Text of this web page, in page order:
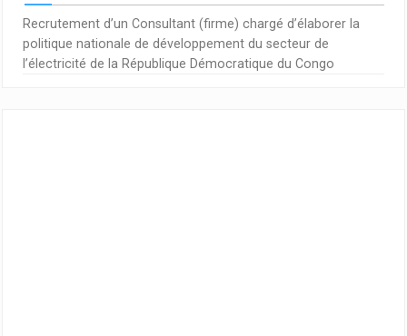
Recrutement d’un Consultant (firme) chargé d’élaborer la
politique nationale de développement du secteur de
l’électricité de la République Démocratique du Congo